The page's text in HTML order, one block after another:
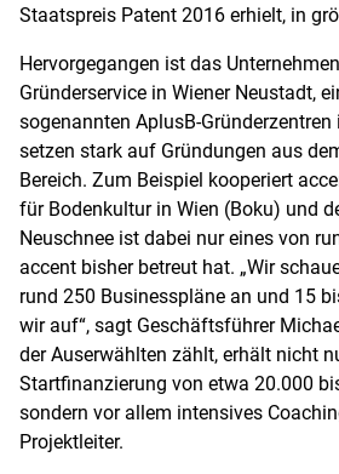
Staatspreis Patent 2016 erhielt, in
Hervorgegangen ist das
Gründerservice in Wiener Neustadt,
sogenannten AplusB-Gründerzentren
setzen stark auf Gründungen aus
Bereich. Zum Beispiel kooperiert
für Bodenkultur in Wien (Boku) und
Neuschnee ist dabei nur eines von
accent bisher betreut hat. „Wir
rund 250 Businesspläne an und 15
wir auf“, sagt Geschäftsführer
der Auserwählten zählt, erhält nicht
Startfinanzierung von etwa 20.000
sondern vor allem intensives
Projektleiter.